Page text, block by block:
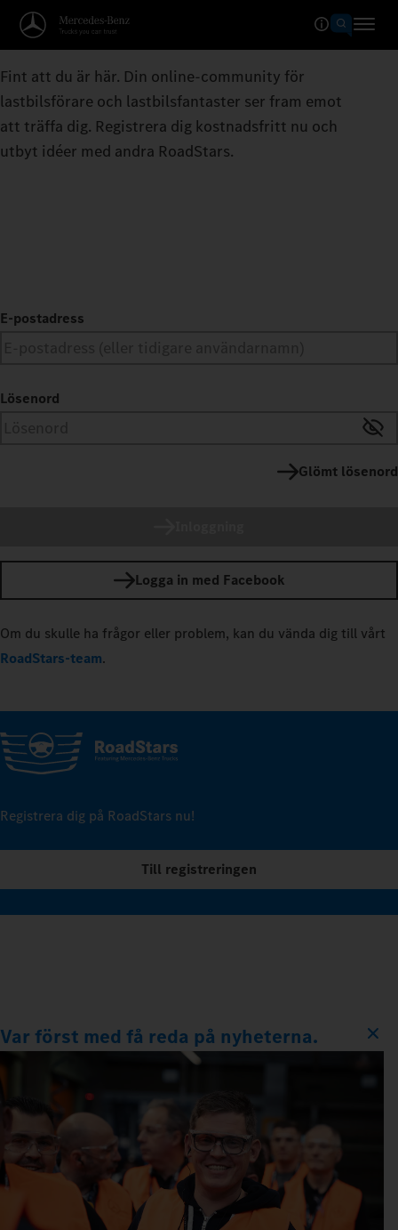
Fint att du är här. Din online-community för
lastbilsförare och lastbilsfantaster ser fram emot
att träffa dig. Registrera dig kostnadsfritt nu och
utbyt idéer med andra RoadStars.
E-postadress
Lösenord
Glömt lösenord
Logga in med Facebook
Om du skulle ha frågor eller problem, kan du vända dig till vårt
RoadStars-team.
Registrera dig på RoadStars nu!
Till registreringen
Var först med få reda på nyheterna.